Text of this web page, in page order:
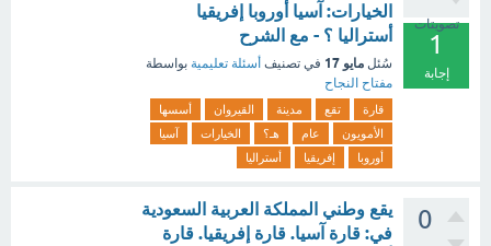
تصويتات
1
إجابة
الخيارات: آسيا أوروبا إفريقيا
أستراليا ؟ - مع الشرح
سُئل مايو 17 في تصنيف أسئلة تعليمية بواسطة
مفتاح النجاح
قارة تقع مدينة القيروان
أسسها
الأمويون
عام هـ؟ الخيارات
آسيا
أوروبا
إفريقيا أستراليا
0
يقع وطني المملكة العربية السعودية
في: قارة آسيا. قارة إفريقيا. قارة